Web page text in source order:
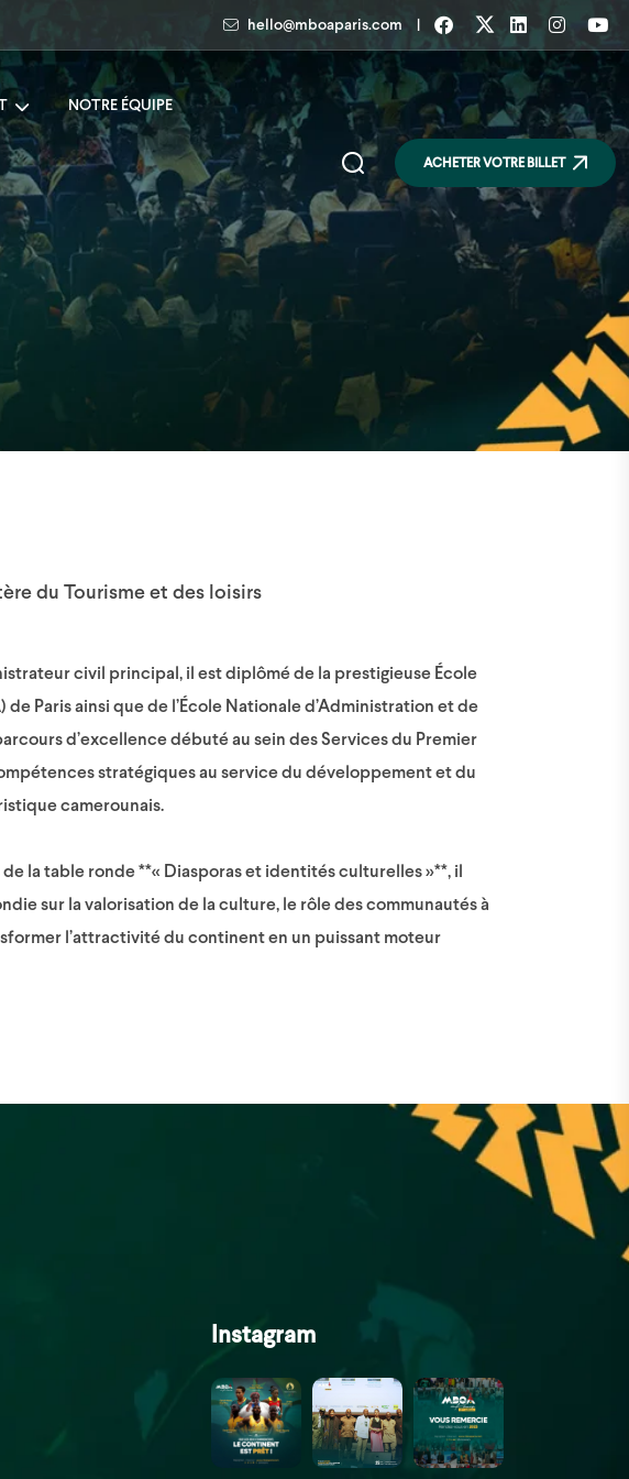
hello@mboaparis.com
NOTRE ÉQUIPE
ACHETER VOTRE BILLET
du Tourisme et des loisirs
civil principal, il est diplômé de la prestigieuse École
de Paris ainsi que de l’École Nationale d’Administration et de
d’excellence débuté au sein des Services du Premier
stratégiques au service du développement et du
camerounais.
la table ronde **« Diasporas et identités culturelles »**, il
sur la valorisation de la culture, le rôle des communautés à
l’attractivité du continent en un puissant moteur
Instagram